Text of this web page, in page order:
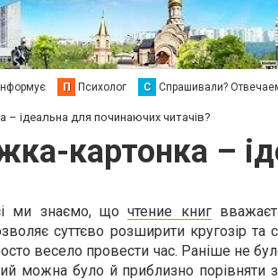
П Психолог С Спрашивали?
– ідеальна для починаючих читачів?
картонка –
ми знаємо, щочтение книг
суттєво розширити кругозір та
весело провести час. Раніше не
можна було й приблизно порівняти